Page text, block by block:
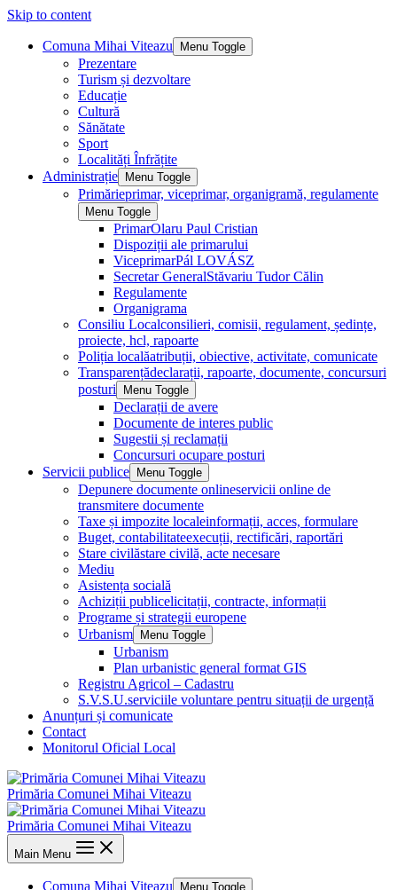
Skip to content
Comuna Mihai Viteazu Menu Toggle
Prezentare
Turism și dezvoltare
Educație
Cultură
Sănătate
Sport
Localități Înfrățite
Administrație
Menu Toggle
Primărieprimar, viceprimar, organigramă, regulamente
Menu Toggle
PrimarOlaru Paul Cristian
Dispoziții ale primarului
ViceprimarPál LOVÁSZ
Secretar GeneralStăvariu Tudor Călin
Regulamente
Organigrama
Consiliu Localconsilieri, comisii, regulament, ședințe,
proiecte, hcl, rapoarte
Poliția localăatribuții, obiective, activitate, comunicate
Transparențădeclarații, rapoarte, documente, concursuri
posturi
Menu Toggle
Declarații de avere
Documente de interes public
Sugestii și reclamații
Concursuri ocupare posturi
Servicii publice
Menu Toggle
Depunere documente onlineservicii online de
transmitere documente
Taxe și impozite localeinformații, acces, formulare
Buget, contabilitateexecuții, rectificări, raportări
Stare civilăstare civilă, acte necesare
Mediu
Asistența socială
Achiziții publicelicitații, contracte, informații
Programe și strategii europene
Urbanism
Menu Toggle
Urbanism
Plan urbanistic general format GIS
Registru Agricol – Cadastru
S.V.S.U.serviciile voluntare pentru situații de urgență
Anunțuri și comunicate
Contact
Monitorul Oficial Local
Primăria Comunei Mihai Viteazu
Primăria Comunei Mihai Viteazu
Main Menu
Comuna Mihai Viteazu Menu Toggle